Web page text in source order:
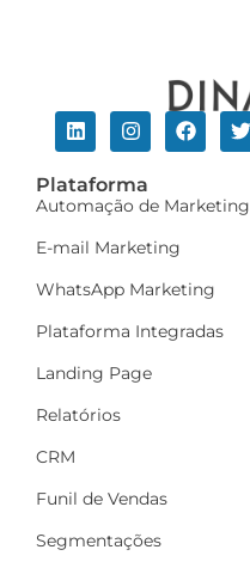
Plataforma
Automação de Marketing
E-mail Marketing
WhatsApp Marketing
Plataforma Integradas
Landing Page
Relatórios
CRM
Funil de Vendas
Segmentações